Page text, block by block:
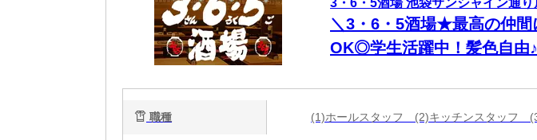
＼3・6・5酒場★最高の仲間
OK◎学生活躍中！髪色自由♪
職種 (1)ホールスタッフ (2)キッチンスタッフ